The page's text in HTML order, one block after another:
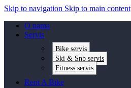
Skip to navigation Skip to main content
O nama
Servis
Bike servis
Ski & Snb servis
Fitness servis
Rent A Bike